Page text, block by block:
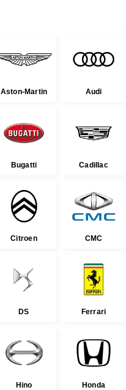
Aston-Martin Audi
Bugatti Cadillac
Citroen CMC
DS Ferrari
Hino Honda